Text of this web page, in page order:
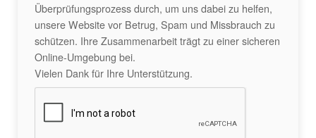
Überprüfungsprozess durch, um uns dabei zu helfen,
unsere Website vor Betrug, Spam und Missbrauch zu
schützen. Ihre Zusammenarbeit trägt zu einer sicheren
Online-Umgebung bei.
Vielen Dank für Ihre Unterstützung.